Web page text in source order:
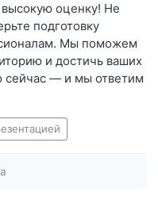
высокую оценку! Не
подготовку
Мы поможем
и достичь ваших
сейчас — и мы ответим